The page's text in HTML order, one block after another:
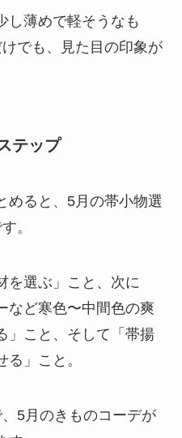
し薄めで軽そうなも
でも、見た目の印象が
テップ
めると、5月の帯小物選
。
を選ぶ」こと、次に
など寒色〜中間色の爽
」こと、そして「帯揚
」こと。
5月のきものコーデが